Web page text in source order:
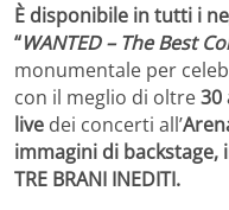
È disponibile in tutti i
“WANTED – The Best
monumentale per
con il meglio di oltre30
live dei concerti all’
immagini di
TRE BRANI INEDITI.